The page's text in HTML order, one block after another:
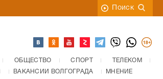
Поиск
ОБЩЕСТВО СПОРТ
ТЕЛЕКОМ
ВАКАНСИИ ВОЛГОГРАДА МНЕНИЕ